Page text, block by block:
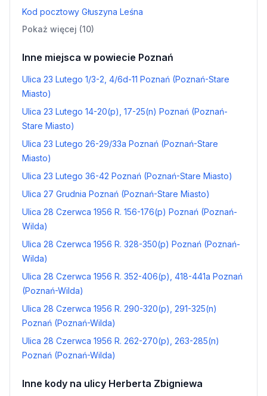
Kod pocztowy Głuszyna Leśna
Pokaż więcej (10)
Inne miejsca w powiecie Poznań
Ulica 23 Lutego 1/3-2, 4/6d-11 Poznań (Poznań-Stare
Miasto)
Ulica 23 Lutego 14-20(p), 17-25(n) Poznań (Poznań-
Stare Miasto)
Ulica 23 Lutego 26-29/33a Poznań (Poznań-Stare
Miasto)
Ulica 23 Lutego 36-42 Poznań (Poznań-Stare Miasto)
Ulica 27 Grudnia Poznań (Poznań-Stare Miasto)
Ulica 28 Czerwca 1956 R. 156-176(p) Poznań (Poznań-
Wilda)
Ulica 28 Czerwca 1956 R. 328-350(p) Poznań (Poznań-
Wilda)
Ulica 28 Czerwca 1956 R. 352-406(p), 418-441a Poznań
(Poznań-Wilda)
Ulica 28 Czerwca 1956 R. 290-320(p), 291-325(n)
Poznań (Poznań-Wilda)
Ulica 28 Czerwca 1956 R. 262-270(p), 263-285(n)
Poznań (Poznań-Wilda)
Inne kody na ulicy Herberta Zbigniewa